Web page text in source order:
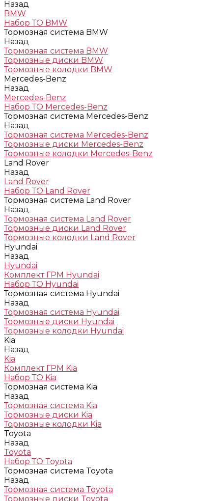
Назад
BMW
Набор ТО BMW
Тормозная система BMW
Назад
Тормозная система BMW
Тормозные диски BMW
Тормозные колодки BMW
Mercedes-Benz
Назад
Mercedes-Benz
Набор ТО Mercedes-Benz
Тормозная система Mercedes-Benz
Назад
Тормозная система Mercedes-Benz
Тормозные диски Mercedes-Benz
Тормозные колодки Mercedes-Benz
Land Rover
Назад
Land Rover
Набор ТО Land Rover
Тормозная система Land Rover
Назад
Тормозная система Land Rover
Тормозные диски Land Rover
Тормозные колодки Land Rover
Hyundai
Назад
Hyundai
Комплект ГРМ Hyundai
Набор ТО Hyundai
Тормозная система Hyundai
Назад
Тормозная система Hyundai
Тормозные диски Hyundai
Тормозные колодки Hyundai
Kia
Назад
Kia
Комплект ГРМ Kia
Набор ТО Kia
Тормозная система Kia
Назад
Тормозная система Kia
Тормозные диски Kia
Тормозные колодки Kia
Toyota
Назад
Toyota
Набор ТО Toyota
Тормозная система Toyota
Назад
Тормозная система Toyota
Тормозные диски Toyota